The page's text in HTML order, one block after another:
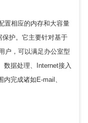
相应的内存和大容量
护。它主要针对基于
户，可以满足办公室型
数据处理、Internet接入
完成诸如E-mail、